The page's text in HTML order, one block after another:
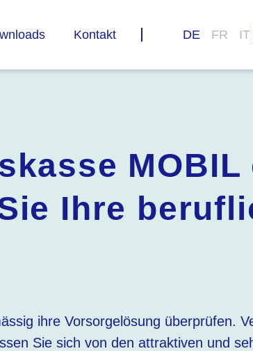
Kontakt DE FR IT
Ihre
ihre Vorsorgelösung überprüfen.
Sie sich von den attraktiven und